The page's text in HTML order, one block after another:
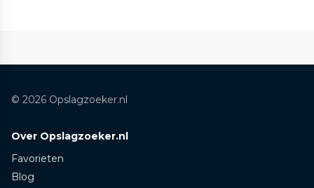
© 2026 Opslagzoeker.nl
Over Opslagzoeker.nl
Favorieten
Blog